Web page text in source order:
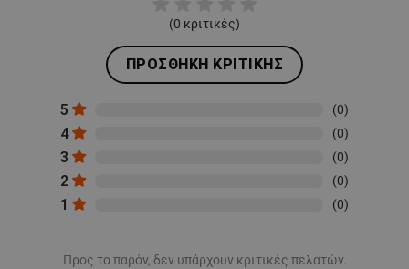
(0 κριτικές)
ΠΡΟΣΘΉΚΗ ΚΡΙΤΙΚΉΣ
5 (0)
4 (0)
3 (0)
2 (0)
1 (0)
Προς το παρόν, δεν υπάρχουν κριτικές πελατών.